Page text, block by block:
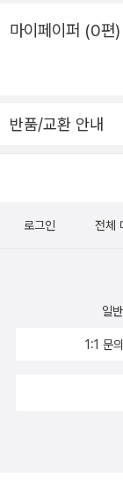
마이페이퍼 (0편)
반품/교환 안내
로그인 전체
일
1:1 문의